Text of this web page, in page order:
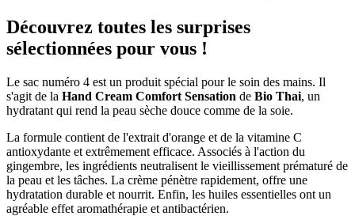
Découvrez toutes les surprises
sélectionnées pour vous !
Le sac numéro 4 est un produit spécial pour le soin des mains. Il
s'agit de la Hand Cream Comfort Sensation de Bio Thai, un
hydratant qui rend la peau sèche douce comme de la soie.
La formule contient de l'extrait d'orange et de la vitamine C
antioxydante et extrêmement efficace. Associés à l'action du
gingembre, les ingrédients neutralisent le vieillissement prématuré de
la peau et les tâches. La crème pénètre rapidement, offre une
hydratation durable et nourrit. Enfin, les huiles essentielles ont un
agréable effet aromathérapie et antibactérien.